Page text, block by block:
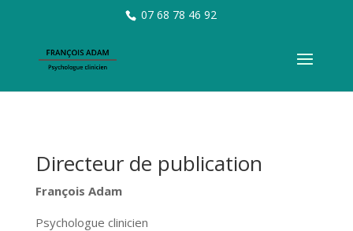
07 68 78 46 92
Directeur de publication
François Adam
Psychologue clinicien